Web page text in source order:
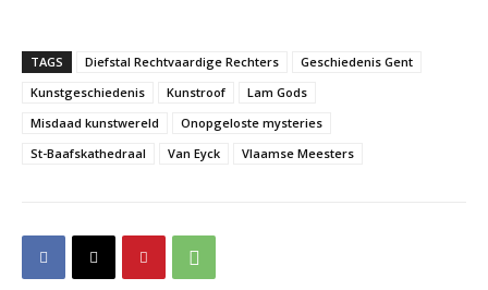
TAGS Diefstal Rechtvaardige Rechters
Geschiedenis Gent
Kunstgeschiedenis
Kunstroof
Lam Gods
Misdaad kunstwereld
Onopgeloste mysteries
St-Baafskathedraal
Van Eyck Vlaamse Meesters